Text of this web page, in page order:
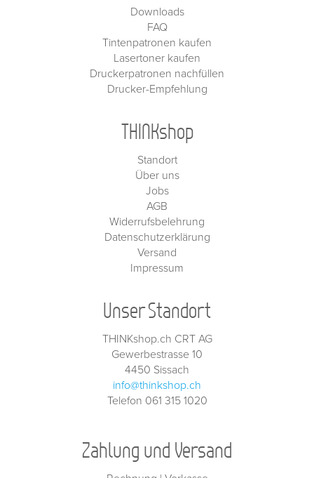
Downloads
FAQ
Tintenpatronen kaufen
Lasertoner kaufen
Druckerpatronen nachfüllen
Drucker-Empfehlung
THINKshop
Standort
Über uns
Jobs
AGB
Widerrufsbelehrung
Datenschutzerklärung
Versand
Impressum
Unser Standort
THINKshop.ch CRT AG
Gewerbestrasse 10
4450 Sissach
info@thinkshop.ch
Telefon 061 315 1020
Zahlung und Versand